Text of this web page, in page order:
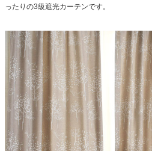
ったりの3級遮光カーテンです。